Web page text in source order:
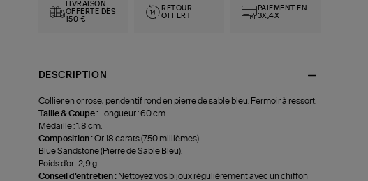
LIVRAISON
OFFERTE DÈS
150 €
RETOUR
OFFERT
PAIEMENT EN
3X,4X
DESCRIPTION
Collier en or rose, pendentif rond en pierre de sable bleu. Fermoir à ressort.
Taille & Coupe :
Longueur : 60 cm.
Médaille : 1,8 cm.
Composition :Or 18 carats (750 millièmes).
Blue Sandstone (Pierre de Sable Bleu).
Poids d'or : 2,9 g.
Conseil d'entretien : Nettoyez vos bijoux régulièrement avec un chiffon